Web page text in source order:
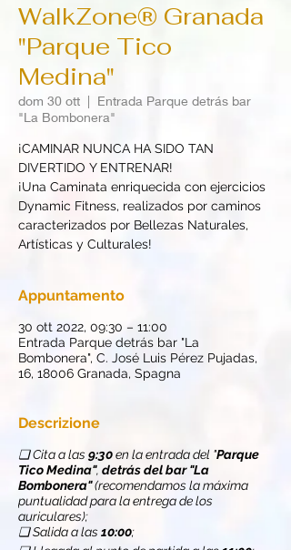
WalkZone® Granada
"Parque Tico
Medina"
dom 30 ott
  |
Entrada Parque detrás bar
"La Bombonera"
¡CAMINAR NUNCA HA SIDO TAN
DIVERTIDO Y ENTRENAR!
¡Una Caminata enriquecida con ejercicios
Dynamic Fitness, realizados por caminos
caracterizados por Bellezas Naturales,
Artísticas y Culturales!
Appuntamento
30 ott 2022, 09:30 – 11:00
Entrada Parque detrás bar "La
Bombonera", C. José Luis Pérez Pujadas,
16, 18006 Granada, Spagna
Descrizione
❏ Cita a las9:30en la entrada del "Parque
Tico Medina", detrás del bar "La
Bombonera"(recomendamos la máxima
puntualidad para la entrega de los
auriculares);
❏ Salida a las10:00;